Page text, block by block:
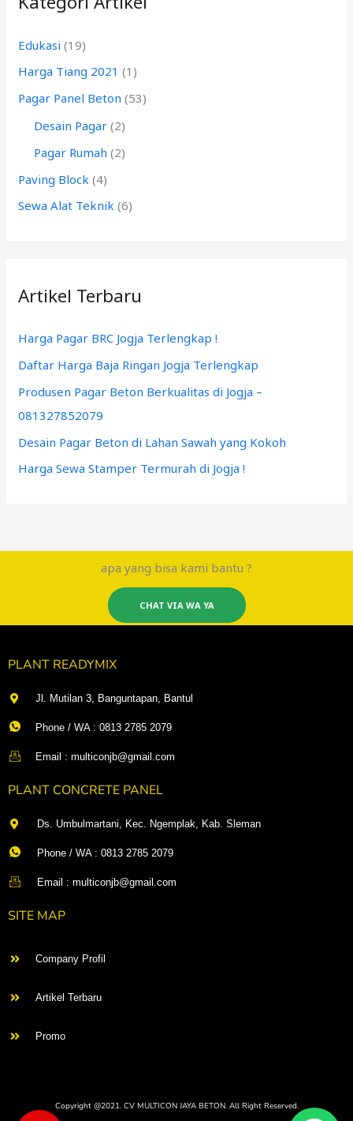
t
u
k
Edukasi (19)
Harga Tiang 2021 (1)
Pagar Panel Beton (53)
Desain Pagar (2)
Pagar Rumah (2)
Paving Block (4)
Sewa Alat Teknik (6)
Artikel Terbaru
Harga Pagar BRC Jogja Terlengkap !
Daftar Harga Baja Ringan Jogja Terlengkap
Produsen Pagar Beton Berkualitas di Jogja –
081327852079
Desain Pagar Beton di Lahan Sawah yang Kokoh
Harga Sewa Stamper Termurah di Jogja !
apa yang bisa kami bantu ?
CHAT VIA WA YA
PLANT READYMIX
Jl. Mutilan 3, Banguntapan, Bantul
Phone / WA : 0813 2785 2079
Email : multiconjb@gmail.com
PLANT CONCRETE PANEL
Ds. Umbulmartani, Kec. Ngemplak, Kab. Sleman
Phone / WA : 0813 2785 2079
Email : multiconjb@gmail.com
SITE MAP
Company Profil
Artikel Terbaru
Promo
Copyright @2021. CV MULTICON JAYA BETON. All Right Reserved.